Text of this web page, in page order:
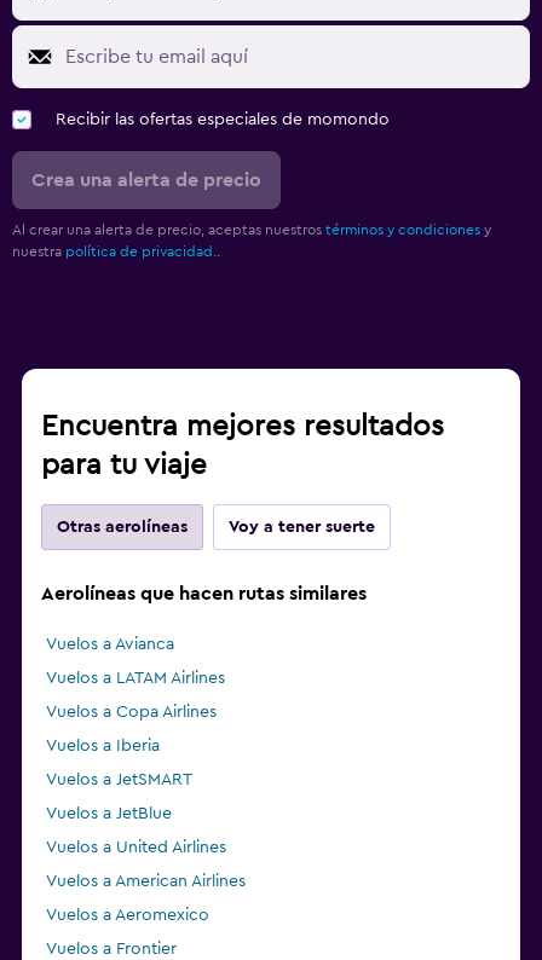
Recibir las ofertas especiales de momondo
Crea una alerta de precio
Al crear una alerta de precio, aceptas nuestros términos y condiciones y
nuestra política de privacidad.
Encuentra mejores resultados
para tu viaje
Otras aerolíneas Voy a tener suerte
Aerolíneas que hacen rutas similares
Vuelos a Avianca
Vuelos a LATAM Airlines
Vuelos a Copa Airlines
Vuelos a Iberia
Vuelos a JetSMART
Vuelos a JetBlue
Vuelos a United Airlines
Vuelos a American Airlines
Vuelos a Aeromexico
Vuelos a Frontier